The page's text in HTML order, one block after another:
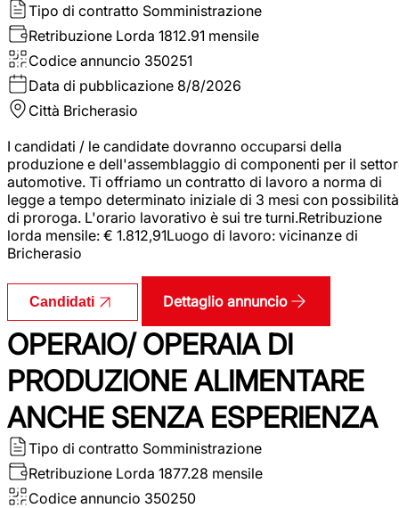
Tipo di contratto Somministrazione
Retribuzione Lorda 1812.91 mensile
Codice annuncio 350251
Data di pubblicazione 8/8/2026
Città Bricherasio
I candidati / le candidate dovranno occuparsi della
produzione e dell'assemblaggio di componenti per il
automotive. Ti offriamo un contratto di lavoro a norma di
legge a tempo determinato iniziale di 3 mesi con possibilità
di proroga. L'orario lavorativo è sui tre turni.Retribuzione
lorda mensile: € 1.812,91Luogo di lavoro: vicinanze di
Bricherasio
Candidati Dettaglio annuncio
OPERAIO/ OPERAIA DI
PRODUZIONE ALIMENTARE
ANCHE SENZA ESPERIENZA
Tipo di contratto Somministrazione
Retribuzione Lorda 1877.28 mensile
Codice annuncio 350250